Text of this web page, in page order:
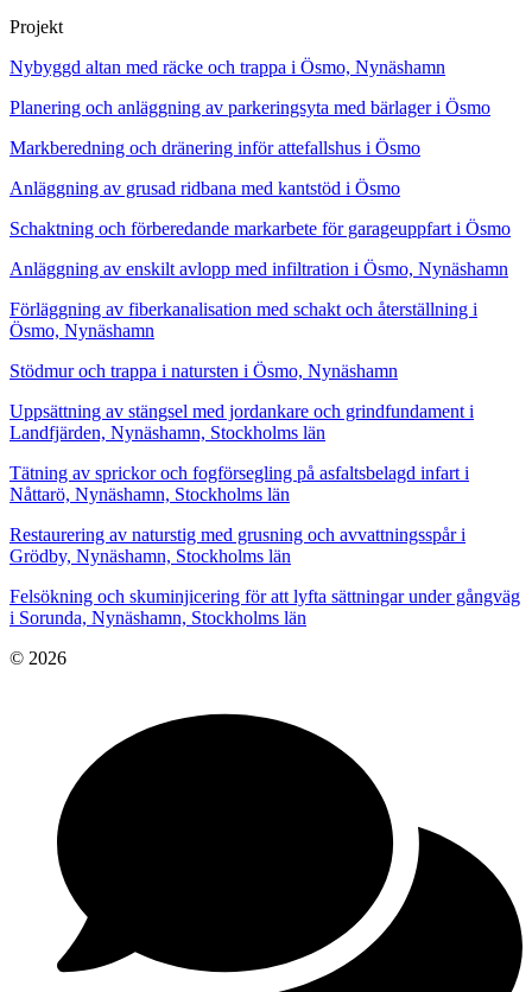
Projekt
Nybyggd altan med räcke och trappa i Ösmo, Nynäshamn
Planering och anläggning av parkeringsyta med bärlager i Ösmo
Markberedning och dränering inför attefallshus i Ösmo
Anläggning av grusad ridbana med kantstöd i Ösmo
Schaktning och förberedande markarbete för garageuppfart i Ösmo
Anläggning av enskilt avlopp med infiltration i Ösmo, Nynäshamn
Förläggning av fiberkanalisation med schakt och återställning i
Ösmo, Nynäshamn
Stödmur och trappa i natursten i Ösmo, Nynäshamn
Uppsättning av stängsel med jordankare och grindfundament i
Landfjärden, Nynäshamn, Stockholms län
Tätning av sprickor och fogförsegling på asfaltsbelagd infart i
Nåttarö, Nynäshamn, Stockholms län
Restaurering av naturstig med grusning och avvattningsspår i
Grödby, Nynäshamn, Stockholms län
Felsökning och skuminjicering för att lyfta sättningar under gångväg
i Sorunda, Nynäshamn, Stockholms län
© 2026